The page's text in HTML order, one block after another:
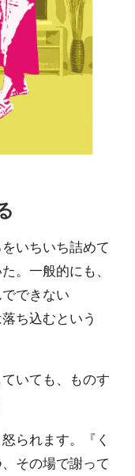
いちいち詰めて
。一般的にも、
できない
ち込むという
いても、ものす
られます。『く
その場で謝って